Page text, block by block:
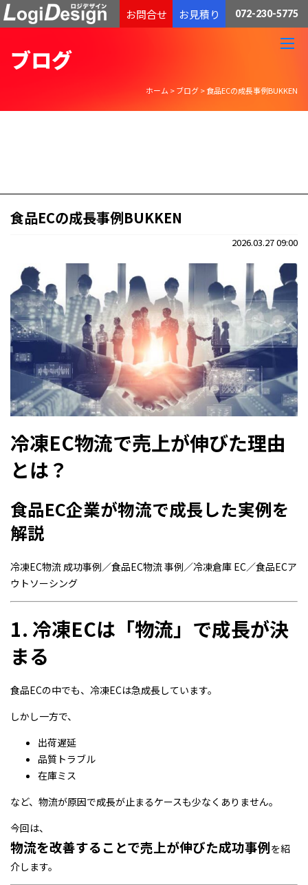
通販物流専門 低価格・発送代行のロジデザイン
お問合せ お見積り 072-230-5775
ブログ
ホーム >ブログ>食品ECの成長事例BUKKEN
食品ECの成長事例BUKKEN
2026.03.27 09:00
冷凍EC物流で売上が伸びた理由
とは？
食品EC企業が物流で成長した実例を
解説
冷凍EC物流 成功事例／食品EC物流 事例／冷凍倉庫 EC／食品ECア
ウトソーシング
1. 冷凍ECは「物流」で成長が決
まる
食品ECの中でも、冷凍ECは急成長しています。
しかし一方で、
出荷遅延
品質トラブル
在庫ミス
など、物流が原因で成長が止まるケースも少なくありません。
今回は、
物流を改善することで売上が伸びた成功事例を紹
介します。